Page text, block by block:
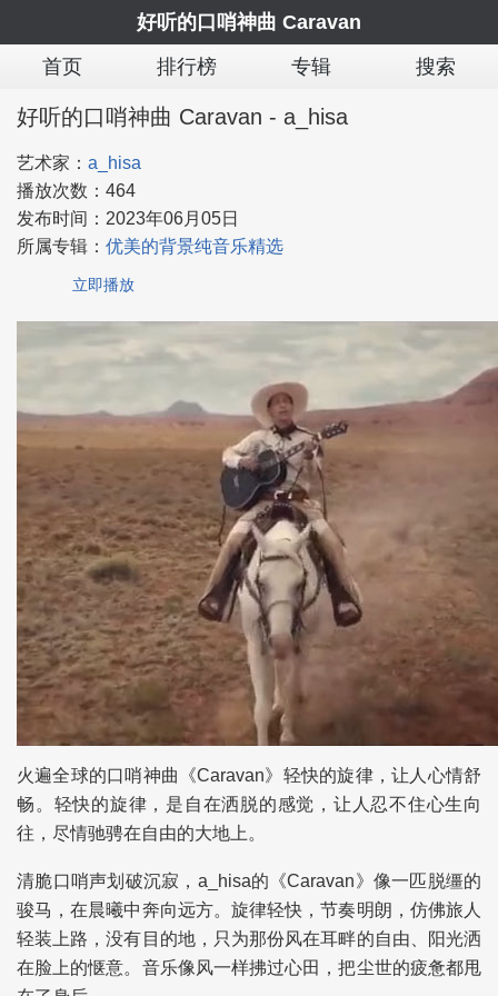
好听的口哨神曲 Caravan
首页
排行榜 专辑 搜索
好听的口哨神曲 Caravan - a_hisa
艺术家： a_hisa
播放次数： 464
发布时间： 2023年06月05日
所属专辑： 优美的背景纯音乐精选
立即播放
火遍全球的口哨神曲《Caravan》轻快的旋律，让人心情舒
畅。轻快的旋律，是自在洒脱的感觉，让人忍不住心生向
往，尽情驰骋在自由的大地上。
清脆口哨声划破沉寂，a_hisa的《Caravan》像一匹脱缰的
骏马，在晨曦中奔向远方。旋律轻快，节奏明朗，仿佛旅人
轻装上路，没有目的地，只为那份风在耳畔的自由、阳光洒
在脸上的惬意。音乐像风一样拂过心田，把尘世的疲惫都甩